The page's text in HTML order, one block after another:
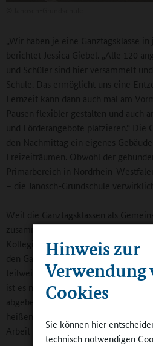
Hinweis zur
Verwendung
Cookies
Sie können hier
technisch notwendigen
„Wir haben je eine Ganztagsklasse
berichtet Jessica Giebel. „Alle 120
und Schüler sind hier versammelt
Schule. Das ermöglicht uns eine
Lernzeit kann dann auch mal am
Pausen flexibler gestalten und auch
und Förderangebote platzieren.“ Die
den Nachmittag ein eigenes
Freizeiträumen. Obwohl der
Primarbereich in Nordrhein-
– die Janosch-Grundschule
Weil die Ganztagsklassen als
zusammenwachsen ließen und sie
Kollegium förderlich seien, ist Jessica
den Ganztag haben“. Es gibt feste
teilweise auch im Unterricht
ist es nicht so, dass wir die
abgeben und noch nicht mal wissen,
heißen. Ich merke, dass auch die
Arbeit in einer festen Gruppe